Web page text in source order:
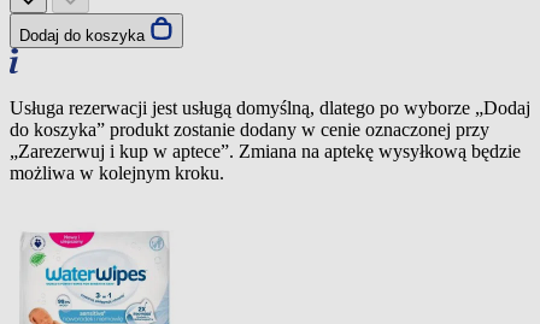
Dodaj do koszyka
Usługa rezerwacji jest usługą domyślną, dlatego po wyborze „Dodaj
do koszyka” produkt zostanie dodany w cenie oznaczonej przy
„Zarezerwuj i kup w aptece”. Zmiana na aptekę wysyłkową będzie
możliwa w kolejnym kroku.